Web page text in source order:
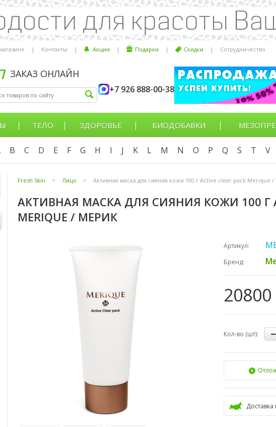
| Контакты | Акции | Подарки | Скидки | Сотрудничество
ЗАКАЗ ОНЛАЙН
+7 926 888-00-38
ТЕЛО ЗДОРОВЬЕ БИОДОБАВКИ
B C D E F G H I J K L M N O P Q S T V
Fresh Skin > Лицо > Активная маска для сияния кожи 100 г Active clear pack Merique
АКТИВНАЯ МАСКА ДЛЯ СИЯНИЯ КОЖИ 100 Г
MERIQUE / МЕРИК
Артикул:
Бренд:
20800
Кол-во (шт):